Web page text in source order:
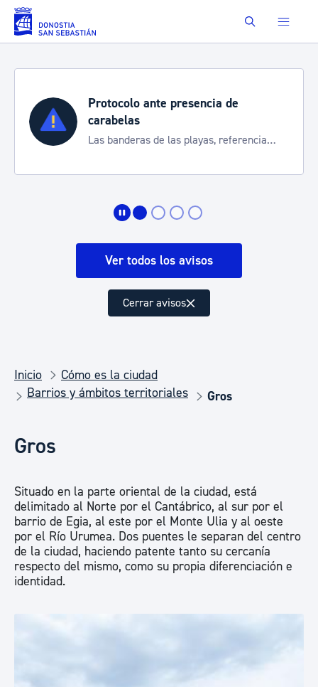
Saltar al contenido principal Buscar
Semana Grande 2026
Cortes de tráfico y servicios
de transporte
Ver todos los avisos
Cerrar avisos
Inicio
Cómo es la ciudad
Barrios y ámbitos territoriales
Gros
Gros
Situado en la parte oriental de la ciudad, está
delimitado al Norte por el Cantábrico, al sur por el
barrio de Egia, al este por el Monte Ulia y al oeste
por el Río Urumea. Dos puentes le separan del centro
de la ciudad, haciendo patente tanto su cercanía
respecto del mismo, como su propia diferenciación e
identidad.